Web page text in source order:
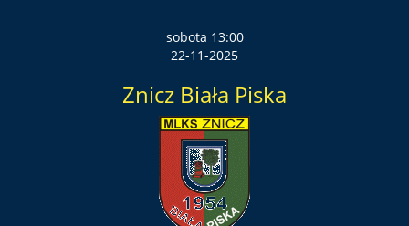
sobota 13:00
22-11-2025
Znicz Biała Piska